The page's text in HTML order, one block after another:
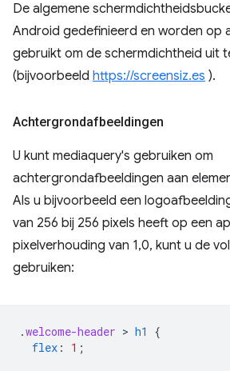
De algemene
Android gedefinieerd en worden op
gebruikt om de schermdichtheid uit
(bijvoorbeeld https://screensiz.es ).
Achtergrondafbeeldingen
U kunt mediaquery's gebruiken om
achtergrondafbeeldingen aan
Als u bijvoorbeeld een
van 256 bij 256 pixels heeft op een
pixelverhouding van 1,0, kunt u de
gebruiken:
.welcome-header > h1
{
flex : 1 ;